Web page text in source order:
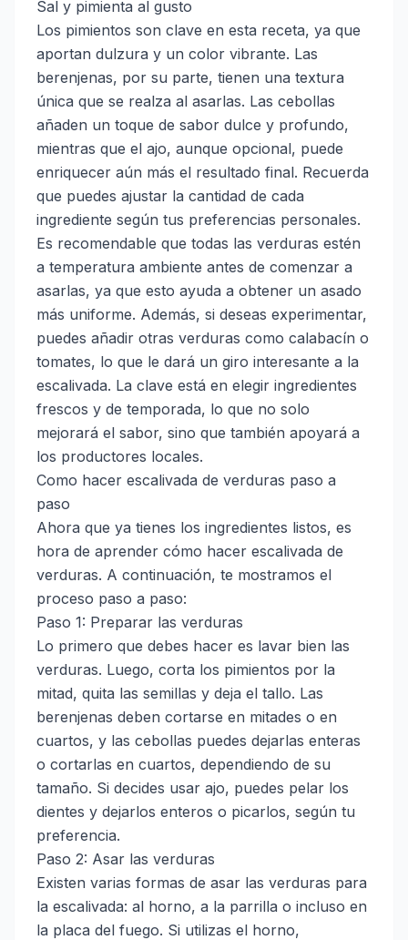
Sal y pimienta al gusto
Los pimientos son clave en esta receta, ya que
aportan dulzura y un color vibrante. Las
berenjenas, por su parte, tienen una textura
única que se realza al asarlas. Las cebollas
añaden un toque de sabor dulce y profundo,
mientras que el ajo, aunque opcional, puede
enriquecer aún más el resultado final. Recuerda
que puedes ajustar la cantidad de cada
ingrediente según tus preferencias personales.
Es recomendable que todas las verduras estén
a temperatura ambiente antes de comenzar a
asarlas, ya que esto ayuda a obtener un asado
más uniforme. Además, si deseas experimentar,
puedes añadir otras verduras como calabacín o
tomates, lo que le dará un giro interesante a la
escalivada. La clave está en elegir ingredientes
frescos y de temporada, lo que no solo
mejorará el sabor, sino que también apoyará a
los productores locales.
Como hacer escalivada de verduras paso a
paso
Ahora que ya tienes los ingredientes listos, es
hora de aprender cómo hacer escalivada de
verduras. A continuación, te mostramos el
proceso paso a paso:
Paso 1: Preparar las verduras
Lo primero que debes hacer es lavar bien las
verduras. Luego, corta los pimientos por la
mitad, quita las semillas y deja el tallo. Las
berenjenas deben cortarse en mitades o en
cuartos, y las cebollas puedes dejarlas enteras
o cortarlas en cuartos, dependiendo de su
tamaño. Si decides usar ajo, puedes pelar los
dientes y dejarlos enteros o picarlos, según tu
preferencia.
Paso 2: Asar las verduras
Existen varias formas de asar las verduras para
la escalivada: al horno, a la parrilla o incluso en
la placa del fuego. Si utilizas el horno,